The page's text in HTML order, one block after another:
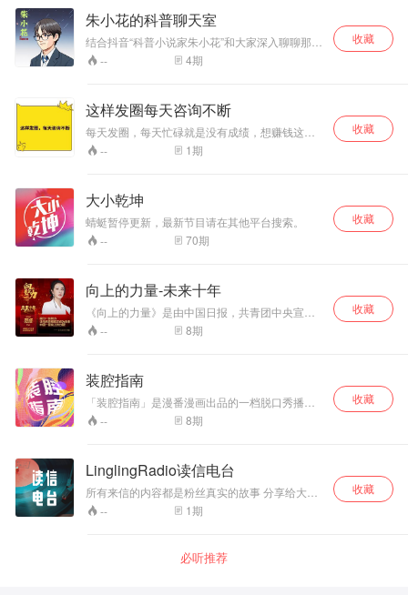
最权威的摄影类播客。
朱小花的科普聊天室
结合抖音“科普小说家朱小花”和大家深入聊聊那些
小说创作背后的故事和科普知识的有趣延伸
-- 4期
收藏
这样发圈每天咨询不断
每天发圈，每天忙碌就是没有成绩，想赚钱这节
课必听
-- 1期
收藏
大小乾坤
蜻蜓暂停更新，最新节目请在其他平台搜索。
--
70期
收藏
向上的力量-未来十年
《向上的力量》是由中国日报，共青团中央宣传
部、火星演讲会共同主办的系列演讲盛典节目。
-- 8期
收藏
装腔指南
「装腔指南」是漫番漫画出品的一档脱口秀播客
节目。每一期我们会和大家分享有关漫画、电
影、音乐、潮流文化等方面的有腔有调的那些事
-- 8期
收藏
LinglingRadio读信电台
所有来信的内容都是粉丝真实的故事 分享给大家
兴许能解决你现在的困惑呢 如果你也是有故事的
人 不如写信给我 让我们一起聆听Ta的故事吧......
-- 1期
收藏
必听推荐